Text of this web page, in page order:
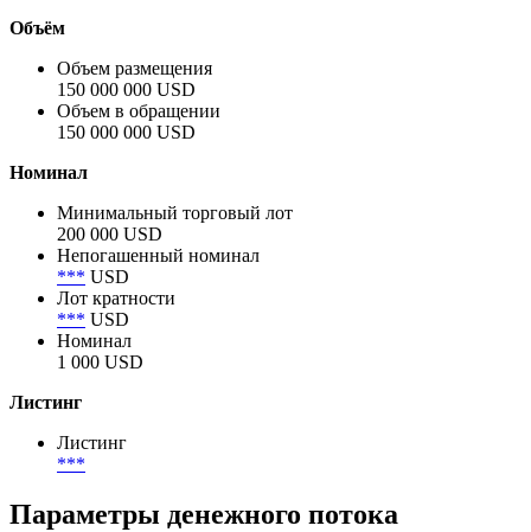
Объём
Объем размещения
150 000 000 USD
Объем в обращении
150 000 000 USD
Номинал
Минимальный торговый лот
200 000 USD
Непогашенный номинал
*** USD
Лот кратности
*** USD
Номинал
1 000 USD
Листинг
Листинг
***
Параметры денежного потока